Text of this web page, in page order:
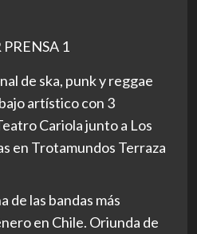
de ska, punk y reggae
artístico con 3
Cariolajunto a Los
en Trotamundos Terraza
de las bandas más
en Chile. Oriunda de